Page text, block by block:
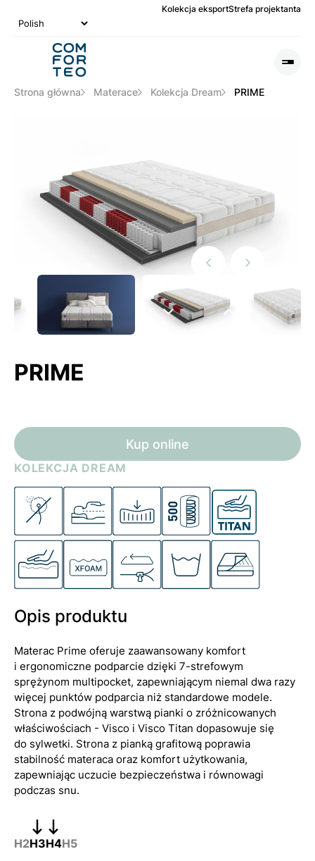
Kolekcja eksportStrefa projektanta
Strona główna Materace Kolekcja Dream PRIME
PoprzedniNastępny
Poprzedni
Następny
slide
KOLEKCJA DREAM
PRIME
Kup online
Opis produktu
Materac Prime oferuje zaawansowany komfort
i ergonomiczne podparcie dzięki 7-strefowym
sprężynom multipocket, zapewniającym niemal dwa razy
więcej punktów podparcia niż standardowe modele.
Strona z podwójną warstwą pianki o zróżnicowanych
właściwościach - Visco i Visco Titan dopasowuje się
do sylwetki. Strona z pianką grafitową poprawia
stabilność materaca oraz komfort użytkowania,
zapewniając uczucie bezpieczeństwa i równowagi
podczas snu.
H2H3H4H5